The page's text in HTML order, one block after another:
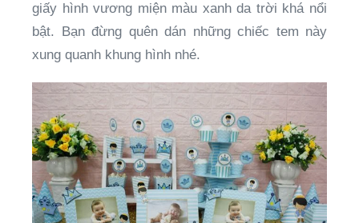
giấy hình vương miện màu xanh da trời khá nổi
bật. Bạn đừng quên dán những chiếc tem này
xung quanh khung hình nhé.